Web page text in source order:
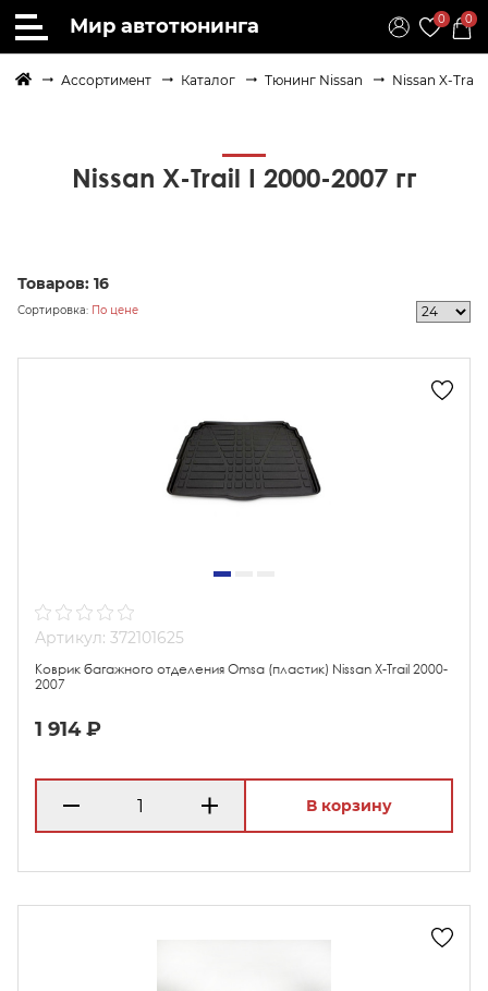
Мир автотюнинга 0 0
Ассортимент Каталог Тюнинг Nissan Nissan X-Trail
Nissan X-Trail I 2000-2007 гг
Товаров: 16
Сортировка: По цене
Артикул: 372101625
Коврик багажного отделения Omsa (пластик) Nissan X-Trail 2000-
2007
1 914 ₽
В корзину